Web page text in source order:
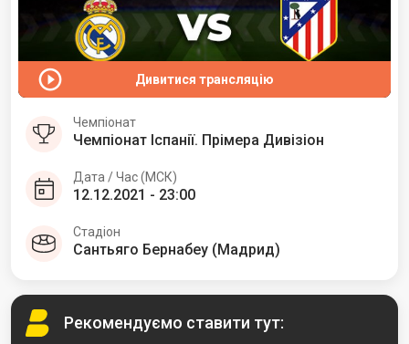
Дивитися трансляцію
Чемпіонат
Чемпіонат Іспанії. Прімера Дивізіон
Дата / Час (МСК)
12.12.2021 - 23:00
Стадіон
Сантьяго Бернабеу (Мадрид)
Рекомендуємо ставити тут: